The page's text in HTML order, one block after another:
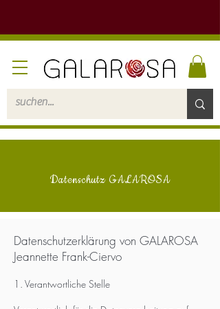
Datenschutz GALAROSA
Datenschutzerklärung von GALAROSA
Jeannette Frank-Ciervo
1. Verantwortliche Stelle